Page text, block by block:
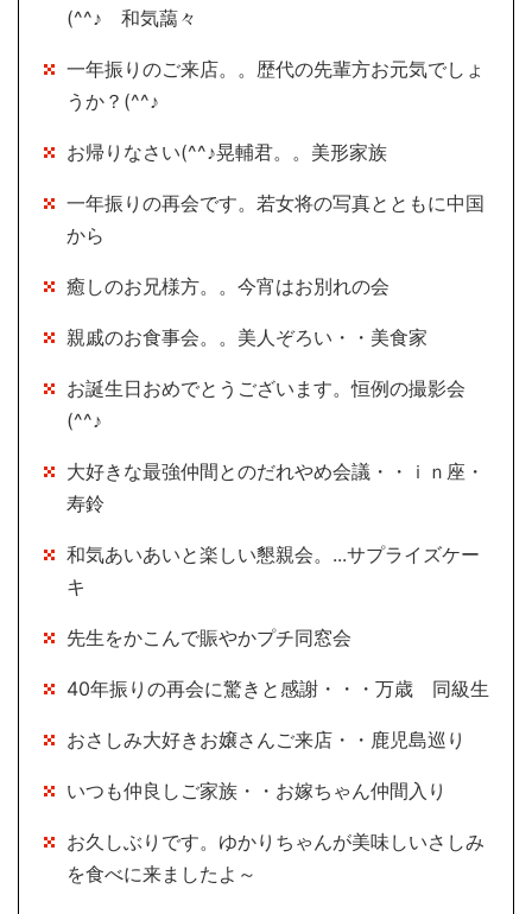
(^^♪ 和気藹々
一年振りのご来店。。歴代の先輩方お元気でしょ
うか？(^^♪
お帰りなさい(^^♪晃輔君。。美形家族
一年振りの再会です。若女将の写真とともに中国
から
癒しのお兄様方。。今宵はお別れの会
親戚のお食事会。。美人ぞろい・・美食家
お誕生日おめでとうございます。恒例の撮影会
(^^♪
大好きな最強仲間とのだれやめ会議・・ｉｎ座・
寿鈴
和気あいあいと楽しい懇親会。...サプライズケー
キ
先生をかこんで賑やかプチ同窓会
40年振りの再会に驚きと感謝・・・万歳 同級生
おさしみ大好きお嬢さんご来店・・鹿児島巡り
いつも仲良しご家族・・お嫁ちゃん仲間入り
お久しぶりです。ゆかりちゃんが美味しいさしみ
を食べに来ましたよ～